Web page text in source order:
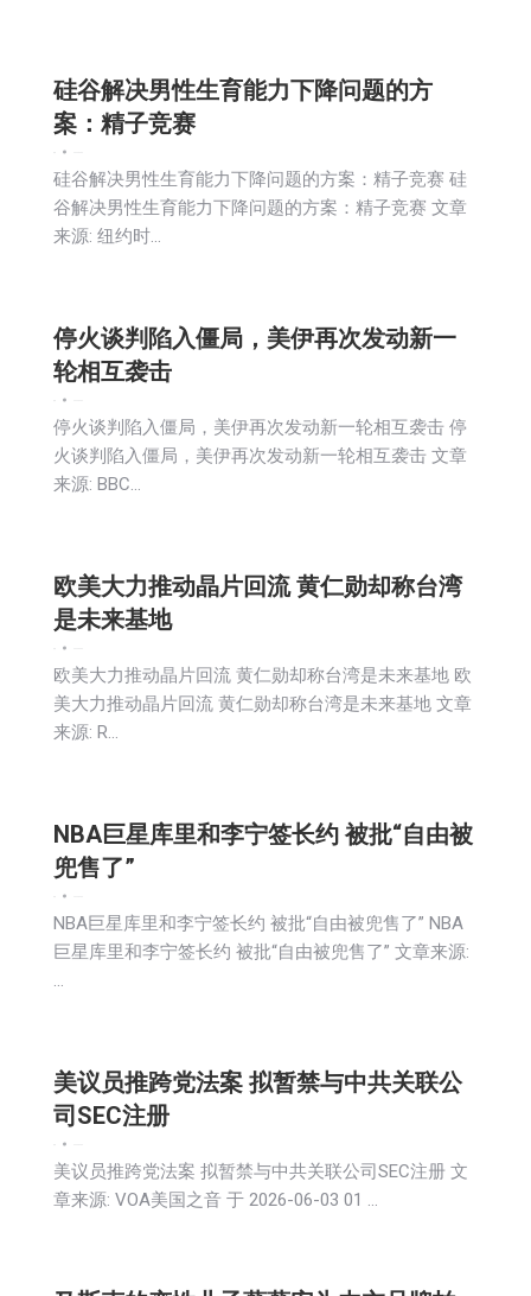
硅谷解决男性生育能力下降问题的方
案：精子竞赛
硅谷解决男性生育能力下降问题的方案：精子竞赛 硅
谷解决男性生育能力下降问题的方案：精子竞赛 文章
来源: 纽约时…
停火谈判陷入僵局，美伊再次发动新一
轮相互袭击
停火谈判陷入僵局，美伊再次发动新一轮相互袭击 停
火谈判陷入僵局，美伊再次发动新一轮相互袭击 文章
来源: BBC…
欧美大力推动晶片回流 黄仁勋却称台湾
是未来基地
欧美大力推动晶片回流 黄仁勋却称台湾是未来基地 欧
美大力推动晶片回流 黄仁勋却称台湾是未来基地 文章
来源: R…
NBA巨星库里和李宁签长约 被批“自由被
兜售了”
NBA巨星库里和李宁签长约 被批“自由被兜售了” NBA
巨星库里和李宁签长约 被批“自由被兜售了” 文章来源:
…
美议员推跨党法案 拟暂禁与中共关联公
司SEC注册
美议员推跨党法案 拟暂禁与中共关联公司SEC注册 文
章来源: VOA美国之音 于 2026-06-03 01 …